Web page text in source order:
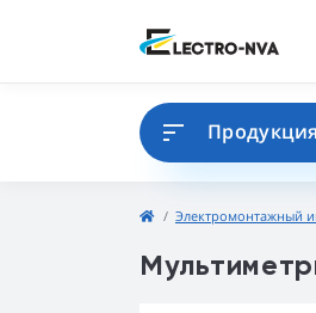
Продукция
Электромонтажный